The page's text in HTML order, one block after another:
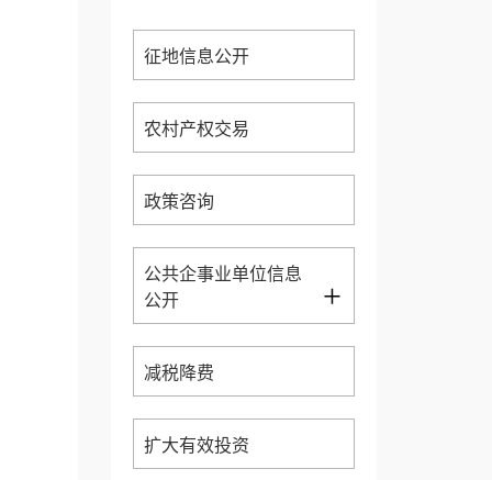
征地信息公开
农村产权交易
政策咨询
公共企事业单位信息
公开
+
减税降费
扩大有效投资